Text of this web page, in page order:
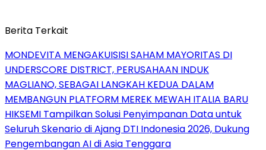
Berita Terkait
MONDEVITA MENGAKUISISI SAHAM MAYORITAS DI
UNDERSCORE DISTRICT, PERUSAHAAN INDUK
MAGLIANO, SEBAGAI LANGKAH KEDUA DALAM
MEMBANGUN PLATFORM MEREK MEWAH ITALIA BARU
HIKSEMI Tampilkan Solusi Penyimpanan Data untuk
Seluruh Skenario di Ajang DTI Indonesia 2026, Dukung
Pengembangan AI di Asia Tenggara